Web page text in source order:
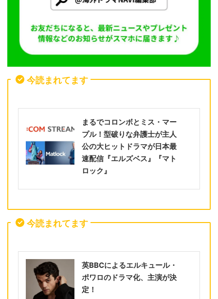
今読まれてます
まるでコロンボとミス・マー
プル！型破りな弁護士が主人
公の大ヒットドラマが日本最
速配信『エルズベス』『マト
ロック』
今読まれてます
英BBCによるエルキュール・
ポワロのドラマ化、主演が決
定！